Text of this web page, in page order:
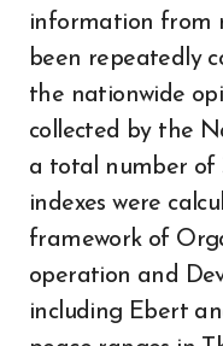
information from
been repeatedly
the nationwide
collected by the
a total number of
indexes were
framework of
operation and
including Ebert